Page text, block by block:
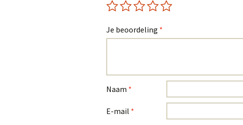
Je beoordeling *
Naam *
E-mail *